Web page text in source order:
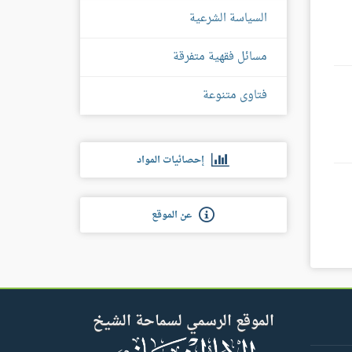
السياسة الشرعية
مسائل فقهية متفرقة
فتاوى متنوعة
إحصائيات المواد
عن الموقع
الموقع الرسمي لسماحة الشيخ